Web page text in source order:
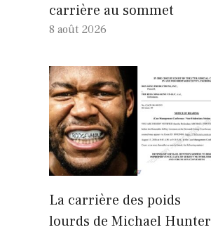
carrière au sommet
8 août 2026
La carrière des poids
lourds de Michael Hunter